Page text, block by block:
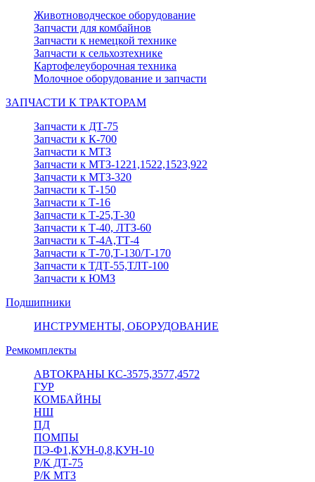
Животноводческое оборудование
Запчасти для комбайнов
Запчасти к немецкой технике
Запчасти к сельхозтехнике
Картофелеуборочная техника
Молочное оборудование и запчасти
ЗАПЧАСТИ К ТРАКТОРАМ
Запчасти к ДТ-75
Запчасти к К-700
Запчасти к МТЗ
Запчасти к МТЗ-1221,1522,1523,922
Запчасти к МТЗ-320
Запчасти к Т-150
Запчасти к Т-16
Запчасти к Т-25,Т-30
Запчасти к Т-40, ЛТЗ-60
Запчасти к Т-4А,ТТ-4
Запчасти к Т-70,Т-130/Т-170
Запчасти к ТДТ-55,ТЛТ-100
Запчасти к ЮМЗ
Подшипники
ИНСТРУМЕНТЫ, ОБОРУДОВАНИЕ
Ремкомплекты
АВТОКРАНЫ КС-3575,3577,4572
ГУР
КОМБАЙНЫ
НШ
ПД
ПОМПЫ
ПЭ-Ф1,КУН-0,8,КУН-10
Р/К ДТ-75
Р/К МТЗ